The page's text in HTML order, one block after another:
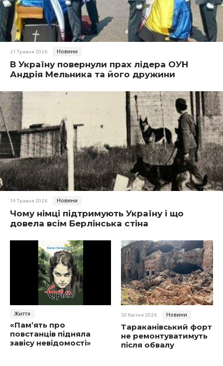
21 Травня 2026 Новини
В Україну повернули прах лідера ОУН
Андрія Мельника та його дружини
14 Травня 2026 Новини
Чому німці підтримують Україну і що
довела всім Берлінська стіна
Життя
«Пам’ять про
повстанців підняла
завісу невідомості»
30 Квітня 2026 Новини
Тараканівський форт
не ремонтуватимуть
після обвалу